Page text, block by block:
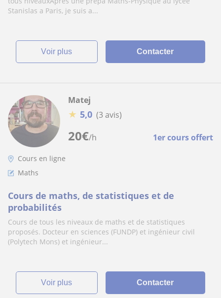
Stanislas a Paris, je suis a...
voir plus Contacter
20€/h 1er cours offert
Matej
★ 5,0 (3 avis)
Cours en ligne
Maths
Cours de maths, de statistiques et de
probabilités
Cours de tous les niveaux de maths et de statistiques
proposés. Docteur en sciences (FUNDP) et ingénieur civil
(Polytech Mons) et ingénieur...
voir plus Contacter